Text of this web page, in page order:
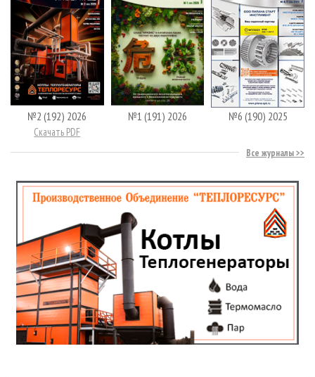
№2 (192) 2026
Скачать PDF
№1 (191) 2026 №6 (190) 2025
Все журналы